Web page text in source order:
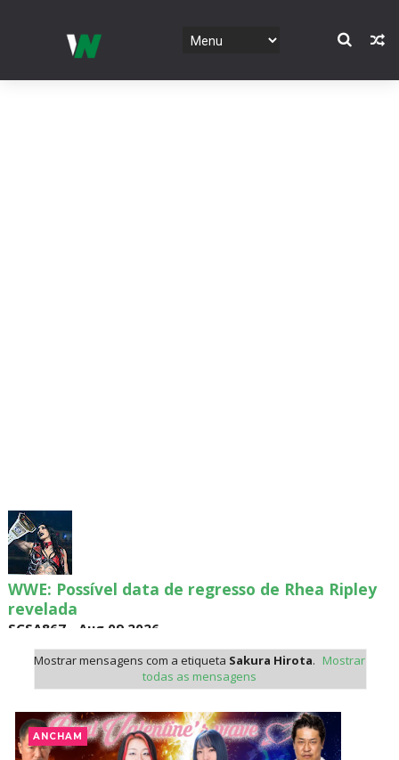
WWE: Possível data de regresso de Rhea Ripley
revelada
SCSA867- Aug 09 2026
WWE: Roman Reigns anunciado para o Survivor
Series
SCSA867-Aug 09 2026
Mostrar mensagens com a etiqueta Sakura Hirota. Mostrar
todas as mensagens
ANCHAM